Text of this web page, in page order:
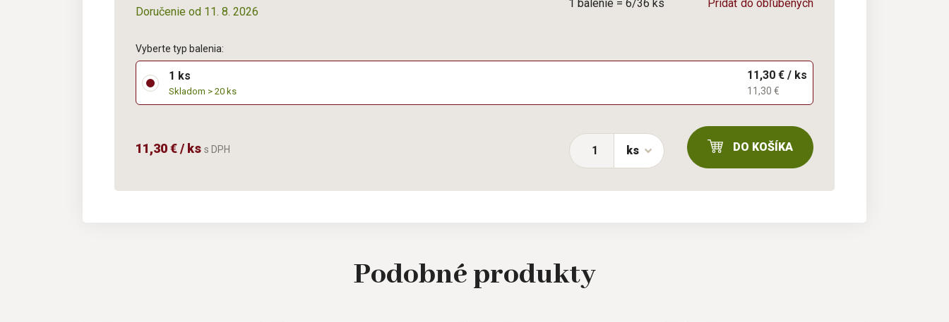
Doručenie od 11. 8. 2026
1 balenie = 6/36 ks Pridať do obľúbených
Vyberte typ balenia:
1 ks
Skladom > 20 ks
11,30 € / ks
11,30 €
11,30 € / ks s DPH ks DO KOŠÍKA
Podobnéprodukty